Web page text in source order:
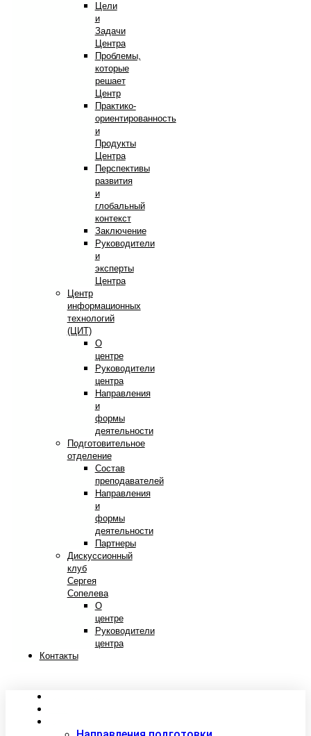
Цели
и
Задачи
Центра
Проблемы,
которые
решает
Центр
Практико-
ориентированность
и
Продукты
Центра
Перспективы
развития
и
глобальный
контекст
Заключение
Руководители
и
эксперты
Центра
Центр
информационных
технологий
(ЦИТ)
О
центре
Руководители
центра
Направления
и
формы
деятельности
Подготовительное
отделение
Состав
преподавателей
Направления
и
формы
деятельности
Партнеры
Дискуссионный
клуб
Сергея
Сопелева
О
центре
Руководители
центра
Контакты